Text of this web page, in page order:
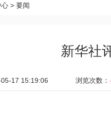
心 > 要闻
新华社
17 15:19:06 浏览次数： -